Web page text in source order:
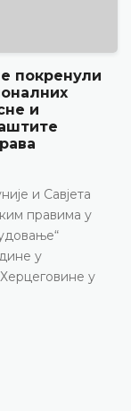
статистика,
суда у 2025.
суд суочава